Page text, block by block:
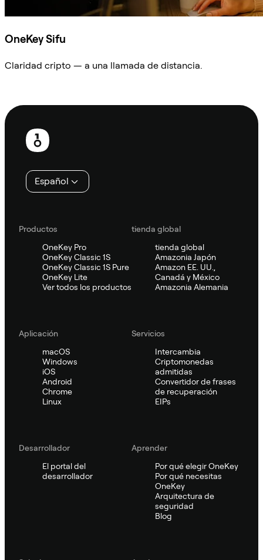
OneKey Sifu
Claridad cripto — a una llamada de distancia.
Pie
página
Español
Productos
OneKey Pro
OneKey Classic 1S
OneKey Classic 1S Pure
OneKey Lite
Ver todos los productos
tienda global
tienda global
Amazonia Japón
Amazon EE. UU.,
Canadá y México
Amazonia Alemania
Aplicación
macOS
Windows
iOS
Android
Chrome
Linux
Servicios
Intercambia
Criptomonedas
admitidas
Convertidor de frases
de recuperación
EIPs
Desarrollador
El portal del
desarrollador
Aprender
Por qué elegir OneKey
Por qué necesitas
OneKey
Arquitectura de
seguridad
Blog